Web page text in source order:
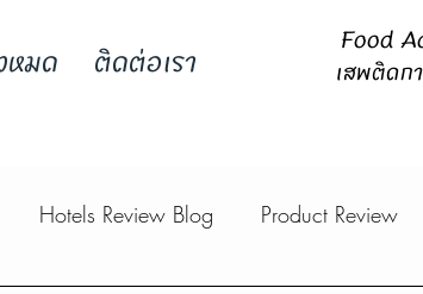
มด ติดต่อเรา
Food
เสพติดก
Hotels Review Blog Product Review